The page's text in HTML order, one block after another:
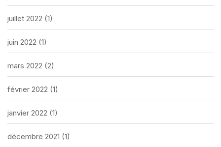
juillet 2022 (1)
juin 2022 (1)
mars 2022 (2)
février 2022 (1)
janvier 2022 (1)
décembre 2021 (1)